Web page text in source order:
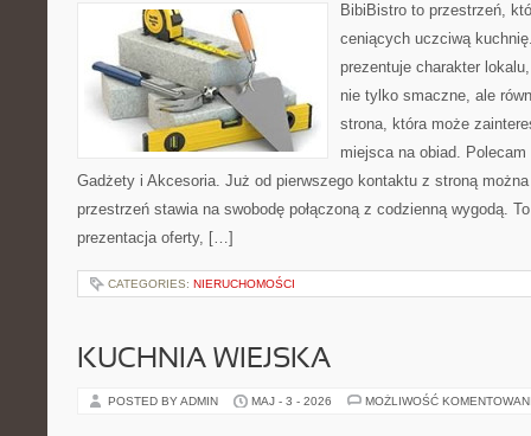
BibiBistro to przestrzeń,
ceniących uczciwą
prezentuje charakter
nie tylko smaczne, ale
strona, która może
miejsca na obiad.
Gadżety i Akcesoria. Już od pierwszego kontaktu z stroną
przestrzeń stawia na swobodę połączoną z codzienną wygodą.
prezentacja oferty, […]
CATEGORIES: NIERUCHOMOŚCI
KUCHNIA WIEJSKA
POSTED BY ADMIN MAJ - 3 - 2026 MOŻLIWOŚĆ